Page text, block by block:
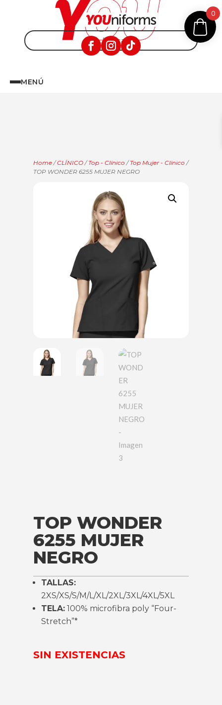
MENÚ
Home /CLÍNICO /Top - Clínico /Top Mujer - Clínico /
TOP WONDER 6255 MUJER NEGRO
TOP WONDER
6255 MUJER
NEGRO
TALLAS:
2XS/XS/S/M/L/XL/2XL/3XL/4XL/5XL
TELA: 100% microfibra poly “Four-
Stretch”*
SIN EXISTENCIAS
0